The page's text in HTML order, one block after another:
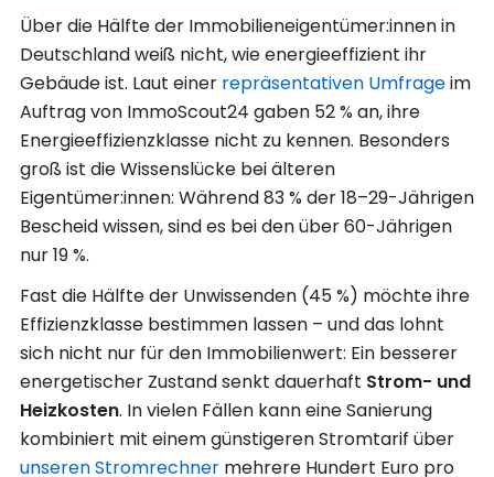
Über die Hälfte der Immobilieneigentümer:innen in
Deutschland weiß nicht, wie energieeffizient ihr
Gebäude ist. Laut einer repräsentativen Umfrageim
Auftrag von ImmoScout24 gaben 52 % an, ihre
Energieeffizienzklasse nicht zu kennen. Besonders
groß ist die Wissenslücke bei älteren
Eigentümer:innen: Während 83 % der 18–29-Jährigen
Bescheid wissen, sind es bei den über 60-Jährigen
nur 19 %.
Fast die Hälfte der Unwissenden (45 %) möchte ihre
Effizienzklasse bestimmen lassen – und das lohnt
sich nicht nur für den Immobilienwert: Ein besserer
energetischer Zustand senkt dauerhaft Strom- und
Heizkosten. In vielen Fällen kann eine Sanierung
kombiniert mit einem günstigeren Stromtarif über
unseren Stromrechner mehrere Hundert Euro pro